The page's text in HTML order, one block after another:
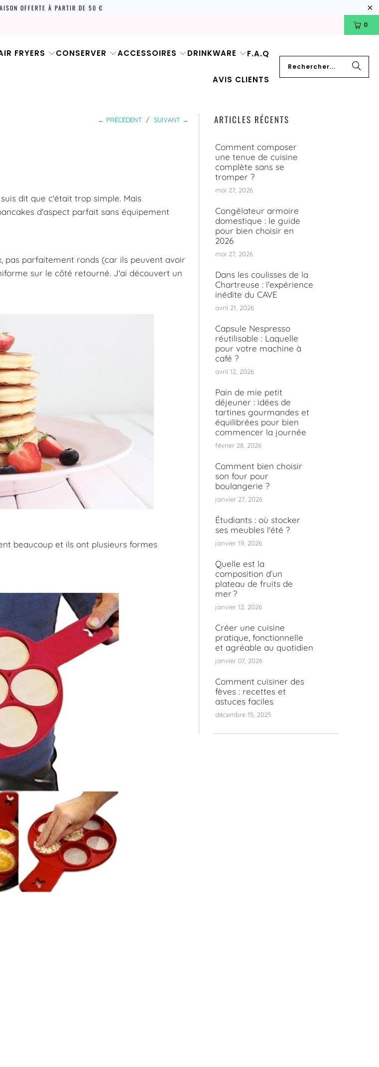
OFFERTE À PARTIR DE 50 €
0
FRYERS CONSERVER ACCESSOIRES DRINKWARE F.A.Q
AVIS CLIENTS
← PRÉCÉDENT / SUIVANT →
dit que c'était trop simple. Mais
d'aspect parfait sans équipement
pas parfaitement ronds (car ils peuvent avoir
sur le côté retourné. J'ai découvert un
beaucoup et ils ont plusieurs formes
ARTICLES RÉCENTS
Comment composer
une tenue de cuisine
complète sans se
tromper ?
mai 27, 2026
Congélateur armoire
domestique : le guide
pour bien choisir en
2026
mai 27, 2026
Dans les coulisses de la
Chartreuse : l'expérience
inédite du CAVE
avril 21, 2026
Capsule Nespresso
réutilisable : Laquelle
pour votre machine à
café ?
avril 12, 2026
Pain de mie petit
déjeuner : idées de
tartines gourmandes et
équilibrées pour bien
commencer la journée
février 28, 2026
Comment bien choisir
son four pour
boulangerie ?
janvier 27, 2026
Étudiants : où stocker
ses meubles l'été ?
janvier 19, 2026
Quelle est la
composition d’un
plateau de fruits de
mer ?
janvier 12, 2026
Créer une cuisine
pratique, fonctionnelle
et agréable au quotidien
janvier 07, 2026
Comment cuisiner des
fèves : recettes et
astuces faciles
décembre 15, 2025